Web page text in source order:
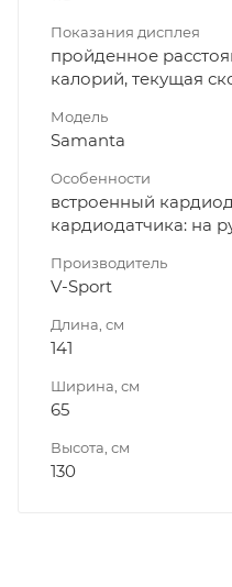
Показания дисплея
пройденное
калорий, текущая
Модель
Samanta
Особенности
встроенный
кардиодатчика: на
Производитель
V-Sport
Длина, см
141
Ширина, см
65
Высота, см
130